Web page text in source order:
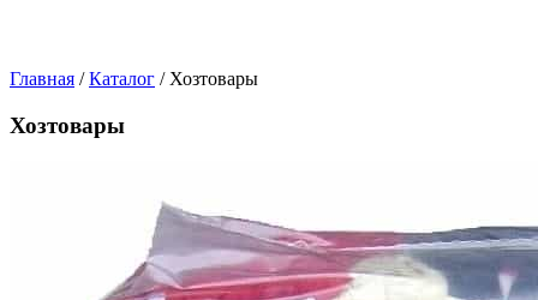
Главная / Каталог / Хозтовары
Хозтовары